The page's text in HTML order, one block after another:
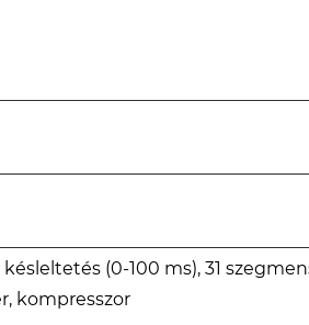
(0-100 ms), 31
kompresszor